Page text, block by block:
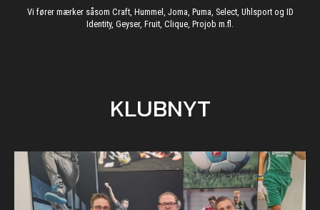
Vi fører mærker såsom Craft, Hummel, Joma, Puma, Select, Uhlsport og ID
Identity, Geyser, Fruit, Clique, Projob m.fl.
KLUBNYT